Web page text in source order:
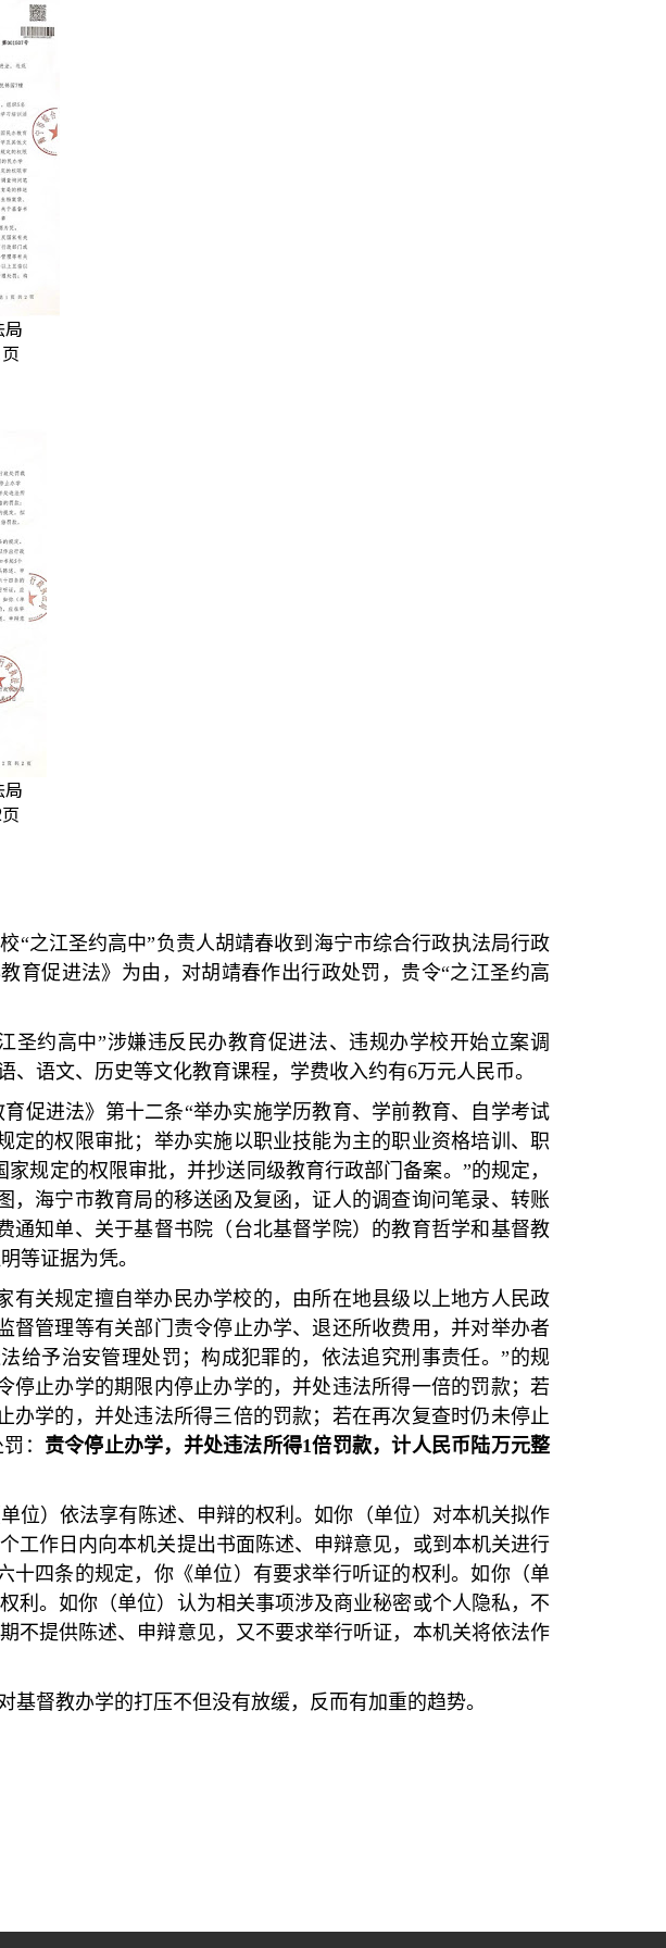
局
局
“之江圣约高中”负责人胡靖春收到海宁市综合行政执法局行政
育促进法》为由，对胡靖春作出行政处罚，贵令“之江圣约高
圣约高中”涉嫌违反民办教育促进法、违规办学校开始立案调
、语文、历史等文化教育课程，学费收入约有6万元人民币。
促进法》第十二条“举办实施学历教育、学前教育、自学考试
的权限审批；举办实施以职业技能为主的职业资格培训、职
规定的权限审批，并抄送同级教育行政部门备案。 ”的规定，
海宁市教育局的移送函及复函，证人的调查询问笔录、转账
知单、关于基督书院（台北基督学院）的教育哲学和基督教
等证据为凭。
有关规定擅自举办民办学校的，由所在地县级以上地方人民政
管理等有关部门责令停止办学、退还所收费用，并对举办者
给予治安管理处罚；构成犯罪的，依法追究刑事责任。” 的规
停止办学的期限内停止办学的，并处违法所得一倍的罚款；若
学的，并处违法所得三倍的罚款；若在再次复查时仍未停止
： 责令停止办学，并处违法所得1倍罚款，计人民币陆万元整
位）依法享有陈述、申辩的权利。如你（单位）对本机关拟作
个工作日内向本机关提出书面陈述、申辩意见，或到本机关进行
四条的规定，你《单位）有要求举行听证的权利。如你（单
利。如你（单位）认为相关事项涉及商业秘密或个人隐私，不
不提供陈述、申辩意见，又不要求举行听证，本机关将依法作
督教办学的打压不但没有放缓，反而有加重的趋势。